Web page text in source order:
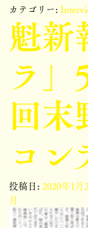
カテゴリー:
魁新
ラ」
回
コ
投稿日:2020年1月
月